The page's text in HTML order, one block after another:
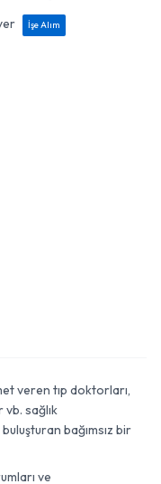
İşe Alım
veren tıp doktorları,
sağlık
bağımsız bir
ve